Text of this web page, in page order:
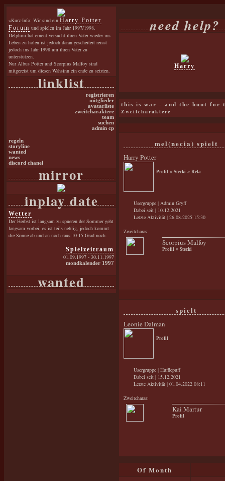
»Kurz-Info: Wir sind ein Harry Potter
Forum und spielen im Jahr 1997/1998.
Delphini hat erneut versucht ihren Vater wieder ins
Leben zu holen ist jedoch daran gescheitert reisst
jedoch ins Jahr 1998 um ihren Vater zu
unterstützen.
Nur Albus Potter und Scorpius Malfoy sind
mitgereist um diesen Wahsinn ein ende zu setzten.
linklist
registrieren
mitglieder
avatarliste
zweitcharaktere
team
suchen
admin cp
regeln
storyline
wanted
news
discord chanel
mirror
inplay date
Wetter
Der Herbst ist langsam zu spueren der Sommer geht
langsam vorbei, es ist teils neblig, jedoch kommt
die Sonne ab und an noch raus 10-15 Grad noch.
Spielzeitraum
01.09.1997 - 30.11.1997
mondkalender 1997
wanted
need help?
Harry
this is war - and the hunt for
Zweitcharaktere
mel(necia) spielt
Harry Potter
Profil » Stecki » Rela
Usergruppe | Admin Gryff
Dabei seit | 10.12.2021
Letzte Aktivität | 26.08.2025 15:30
Zweitcharas:
Scorpius Malfoy
Profil » Stecki
spielt
Leonie Dalman
Profil
Usergruppe | Hufflepuff
Dabei seit | 15.12.2021
Letzte Aktivität | 01.04.2022 08:11
Zweitcharas:
Kai Martur
Profil
Of Month